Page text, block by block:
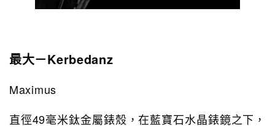
最大－Kerbedanz
Maximus
直徑49毫米鈦金屬錶殼，在藍寶石水晶錶鏡之下，